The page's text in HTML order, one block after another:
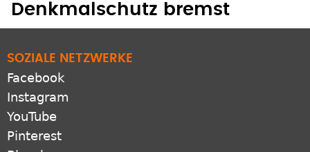
Denkmalschutz bremst
SOZIALE NETZWERKE
Facebook
Instagram
YouTube
Pinterest